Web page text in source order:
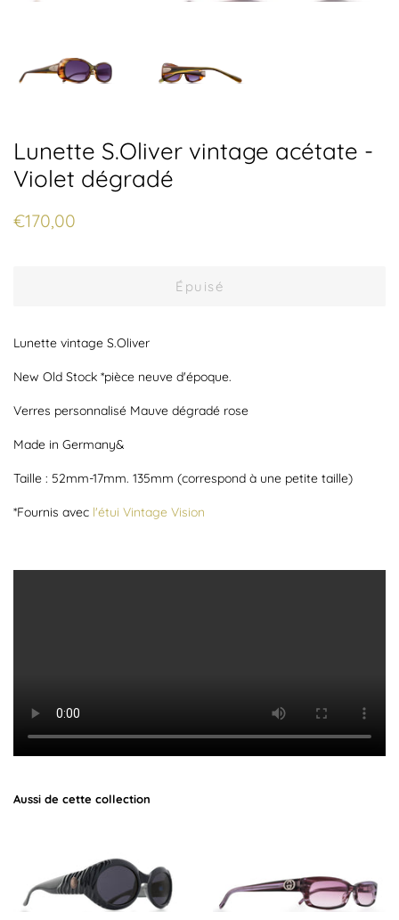
Lunette S.Oliver vintage acétate -
Violet dégradé
Prix
€170,00
Épuisé
Lunette vintage S.Oliver
New Old Stock *pièce neuve d'époque.
Verres personnalisé Mauve dégradé rose
Made in Germany&
Taille : 52mm-17mm. 135mm (correspond à une petite taille)
*Fournis avec l'étui Vintage Vision
Aussi de cette collection